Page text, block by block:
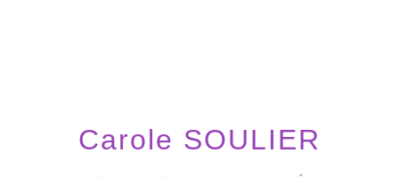
Carole SOULIER